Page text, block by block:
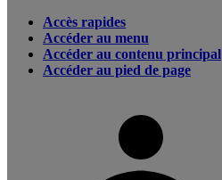
Accès rapides
Accéder au menu
Accéder au contenu principal
Accéder au pied de page